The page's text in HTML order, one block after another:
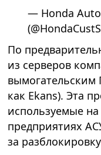
— Honda
По
из серверов
вымогательским
как Ekans). Эта
используемые
предприятиях
за